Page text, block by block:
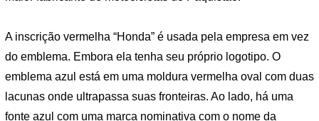
A inscrição vermelha “Honda” é usada pela empresa em vez
do emblema. Embora ela tenha seu próprio logotipo. O
emblema azul está em uma moldura vermelha oval com duas
lacunas onde ultrapassa suas fronteiras. Ao lado, há uma
fonte azul com uma marca nominativa com o nome da